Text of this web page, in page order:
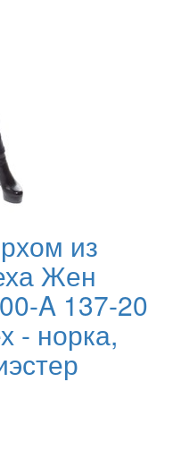
из
Жен
A 137-20
- норка,